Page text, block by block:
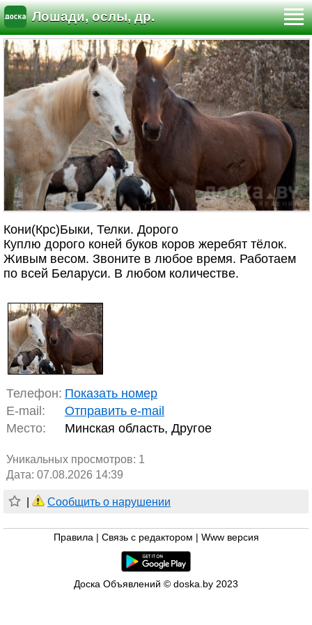
Лошади, ослы, др.
Кони(Крс)Быки, Телки. Дорого
Куплю дорого коней буков коров жеребят тёлок.
Живым весом. Звоните в любое время. Работаем
по всей Беларуси. В любом количестве.
Телефон: Показать номер
E-mail:
Отправить e-mail
Место:
Минская область, Другое
Уникальных просмотров: 1
Дата: 07.08.2026 14:39
Сообщить о нарушении
Правила Связь с редактором Www версия
Доска Объявлений © doska.by 2023